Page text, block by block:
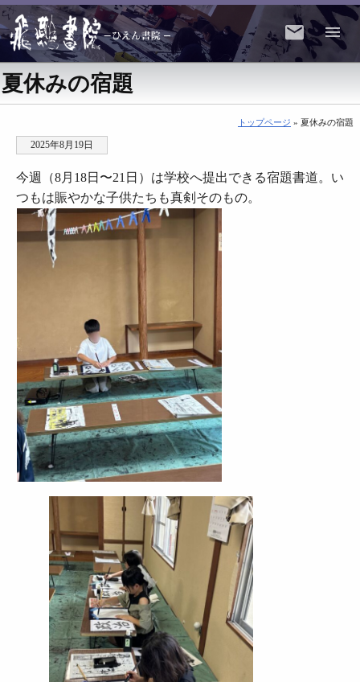
夏休みの宿題
トップページ » 夏休みの宿題
2025年8月19日
今週（8月18日〜21日）は学校へ提出できる宿題書道。い
つもは賑やかな子供たちも真剣そのもの。